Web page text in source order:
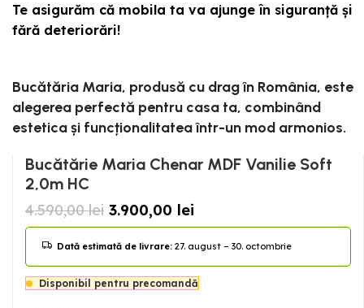
Te asigurăm că mobila ta va ajunge în siguranță și
fără deteriorări!
Bucătăria Maria, produsă cu drag în România, este
alegerea perfectă pentru casa ta, combinând
estetica și funcționalitatea într-un mod armonios.
Bucătărie Maria Chenar MDF Vanilie Soft
2,0m HC
4.590,00lei 3.900,00 lei
Dată estimată de livrare: 27. august – 30. octombrie
Disponibil pentru precomandă